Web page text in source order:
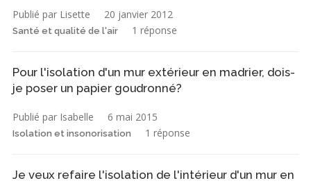
Publié par Lisette 20 janvier 2012
Santé et qualité de l'air 1 réponse
Pour l'isolation d'un mur extérieur en madrier, dois-
je poser un papier goudronné?
Publié par Isabelle 6 mai 2015
Isolation et insonorisation 1 réponse
Je veux refaire l'isolation de l'intérieur d'un mur en